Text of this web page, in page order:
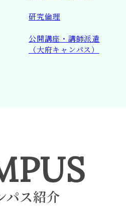
研究倫理
公開講座・講師派遣
（大府キャンパス）
パス紹介